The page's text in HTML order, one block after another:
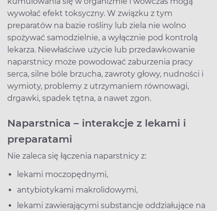
wywołać efekt toksyczny. W związku z tym
preparatów na bazie rośliny lub ziela nie wolno
spożywać samodzielnie, a wyłącznie pod kontrolą
lekarza. Niewłaściwe użycie lub przedawkowanie
naparstnicy może powodować zaburzenia pracy
serca, silne bóle brzucha, zawroty głowy, nudności i
wymioty, problemy z utrzymaniem równowagi,
drgawki, spadek tętna, a nawet zgon.
Naparstnica – interakcje z lekami i
preparatami
Nie zaleca się łączenia naparstnicy z:
lekami moczopędnymi,
antybiotykami makrolidowymi,
lekami zawierającymi substancje oddziałujące na